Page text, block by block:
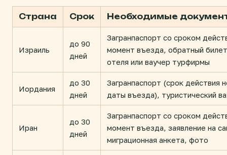
Страна Срок Необходимые
Израиль
до 90
дней
Загранпаспорт со сроком
момент въезда, обратный
отеля или ваучер турфирмы
Иордания
до 30
дней
Загранпаспорт (срок действия
даты въезда), туристический
Иран
до 30
дней
Загранпаспорт со сроком
момент въезда, заявление на
миграционная анкета, фото